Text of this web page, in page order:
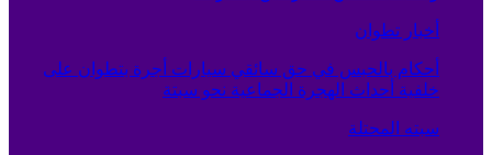
أخبار تطوان
أحكام بالحبس في حق سائقي سيارات أجرة بتطوان على
خلفية أحداث الهجرة الجماعية نحو سبتة
سبته المحتلة